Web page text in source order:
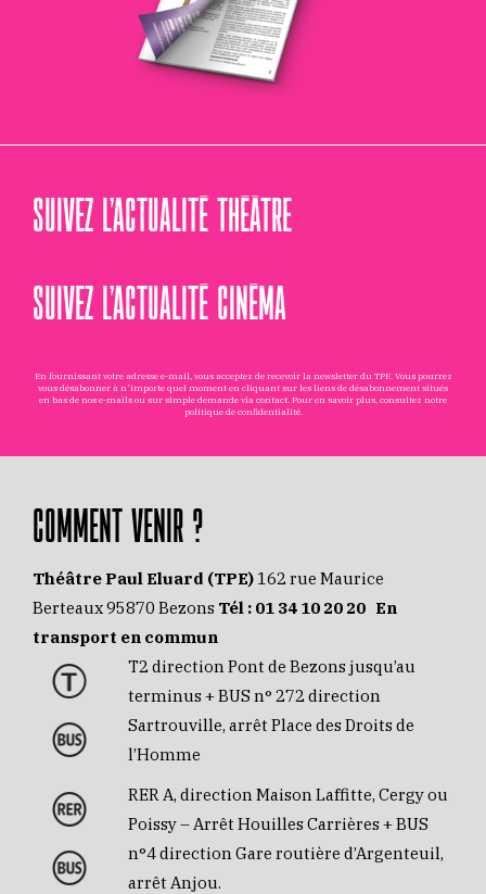
SUIVEZ L’ACTUALITÉ THÉÂTRE
SUIVEZ L’ACTUALITÉ CINÉMA
En fournissant votre adresse e-mail, vous acceptez de recevoir la newsletter du TPE. Vous pourrez
vous désabonner à n'importe quel moment en cliquant sur les liens de désabonnement situés
en bas de nos e-mails ou sur simple demande via contact . Pour en savoir plus, consultez notre
politique de confidentialité.
COMMENT VENIR ?
Théâtre Paul Eluard (TPE) 162 rue Maurice
Berteaux 95870 Bezons Tél : 01 34 10 20 20 En
transport en commun
T2 direction Pont de Bezons jusqu’au
terminus + BUS n° 272 direction
Sartrouville, arrêt Place des Droits de
l’Homme
RER A, direction Maison Laffitte, Cergy ou
Poissy – Arrêt Houilles Carrières + BUS
n°4 direction Gare routière d’Argenteuil,
arrêt Anjou.